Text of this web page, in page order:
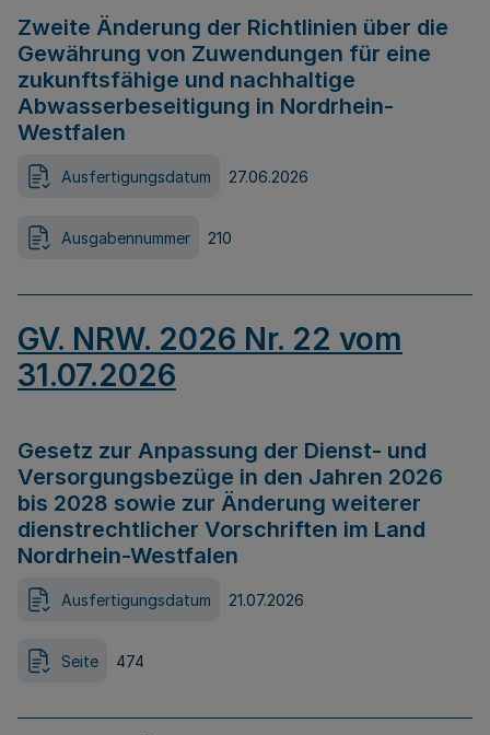
Zweite Änderung der Richtlinien über die
Gewährung von Zuwendungen für eine
zukunftsfähige und nachhaltige
Abwasserbeseitigung in Nordrhein-
Westfalen
Ausfertigungsdatum 27.06.2026
Ausgabennummer 210
GV. NRW. 2026 Nr. 22 vom
31.07.2026
Gesetz zur Anpassung der Dienst- und
Versorgungsbezüge in den Jahren 2026
bis 2028 sowie zur Änderung weiterer
dienstrechtlicher Vorschriften im Land
Nordrhein-Westfalen
Ausfertigungsdatum 21.07.2026
Seite 474